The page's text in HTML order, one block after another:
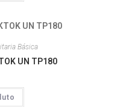
Básica
UN TP180